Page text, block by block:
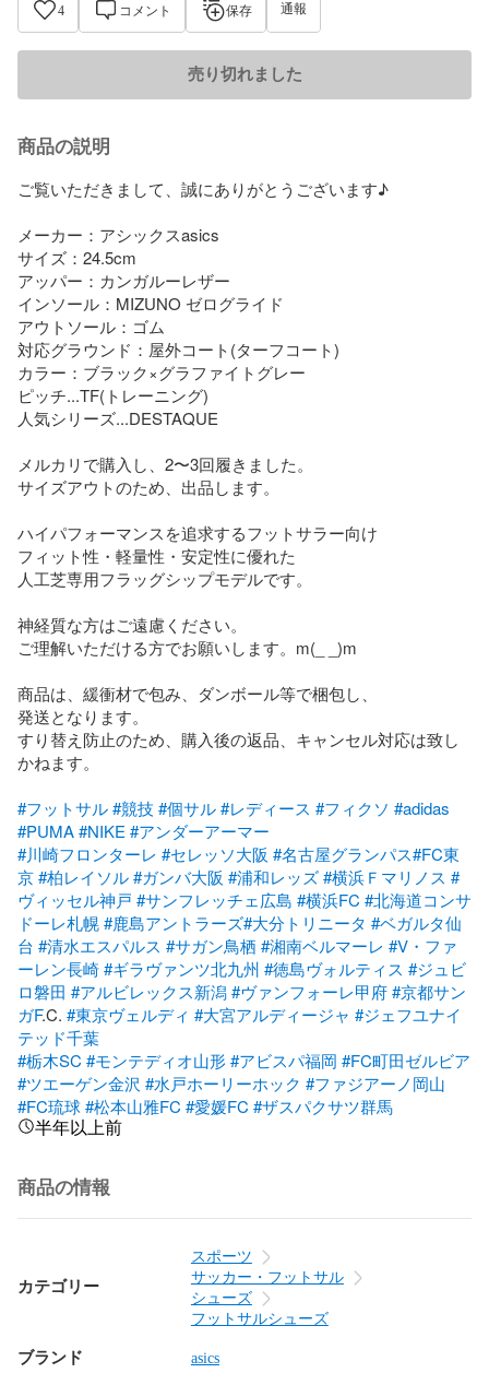
4 コメント 保存 通報
売り切れました
商品の説明
ご覧いただきまして、誠にありがとうございます♪
メーカー：アシックスasics
サイズ：24.5cm
アッパー：カンガルーレザー
インソール：MIZUNO ゼログライド
アウトソール：ゴム
対応グラウンド：屋外コート(ターフコート)
カラー：ブラック×グラファイトグレー
ピッチ...TF(トレーニング)
人気シリーズ...DESTAQUE
メルカリで購入し、2〜3回履きました。
サイズアウトのため、出品します。
ハイパフォーマンスを追求するフットサラー向け
フィット性・軽量性・安定性に優れた
人工芝専用フラッグシップモデルです。
神経質な方はご遠慮ください。
ご理解いただける方でお願いします。m(_ _)m
商品は、緩衝材で包み、ダンボール等で梱包し、
発送となります。
すり替え防止のため、購入後の返品、キャンセル対応は致し
かねます。
#フットサル#競技#個サル#レディース #フィクソ #adidas
#PUMA#NIKE #アンダーアーマー
#川崎フロンターレ #セレッソ大阪 #名古屋グランパス#FC東
京#柏レイソル#ガンバ大阪 #浦和レッズ#横浜Ｆマリノス #
ヴィッセル神戸 #サンフレッチェ広島 #横浜FC #北海道コンサ
ドーレ札幌#鹿島アントラーズ#大分トリニータ #ベガルタ仙
台 #清水エスパルス #サガン鳥栖 #湘南ベルマーレ #V・ファ
ーレン長崎#ギラヴァンツ北九州 #徳島ヴォルティス #ジュビ
ロ磐田 #アルビレックス新潟#ヴァンフォーレ甲府#京都サン
ガF.C. #東京ヴェルディ #大宮アルディージャ #ジェフユナイ
テッド千葉
#栃木SC #モンテディオ山形#アビスパ福岡 #FC町田ゼルビア
#ツエーゲン金沢 #水戸ホーリーホック #ファジアーノ岡山
#FC琉球#松本山雅FC #愛媛FC #ザスパクサツ群馬
半年以上前
商品の情報
カテゴリー
スポーツ
サッカー・フットサル
シューズ
フットサルシューズ
ブランド asics